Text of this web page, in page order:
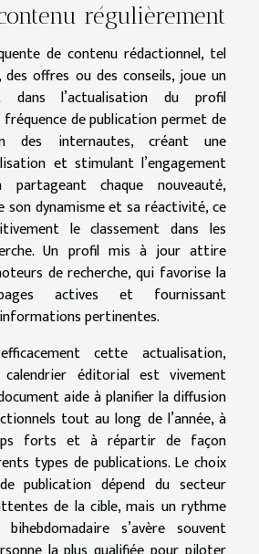
régulièrement
de contenu rédactionnel, tel
offres ou des conseils, joue un
dans l’actualisation du profil
de publication permet de
des internautes, créant une
et stimulant l’engagement
chaque nouveauté,
son dynamisme et sa réactivité, ce
le classement dans les
Un profil mis à jour attire
de recherche, qui favorise la
actives et fournissant
pertinentes.
cette actualisation,
calendrier éditorial est vivement
aide à planifier la diffusion
tout au long de l’année, à
forts et à répartir de façon
types de publications. Le choix
publication dépend du secteur
de la cible, mais un rythme
s’avère souvent